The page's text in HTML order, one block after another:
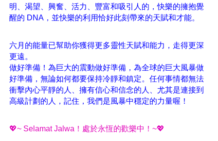
明、渴望、興奮、活力、豐富和吸引人的，快樂的擁抱覺
醒的 DNA，並快樂的利用恰好此刻帶來的天賦和才能。
六月的能量已幫助你獲得更多靈性天賦和能力，走得更深
更遠。
做好準備！為巨大的震動做好準備，為全球的巨大風暴做
好準備，無論如何都要保持冷靜和鎮定。任何事情都無法
衝擊內心平靜的人、擁有信心和信念的人、尤其是連接到
高級計劃的人，記住，我們是風暴中穩定的力量喔！
💖~ Selamat Jalwa！處於永恆的歡樂中！~💖